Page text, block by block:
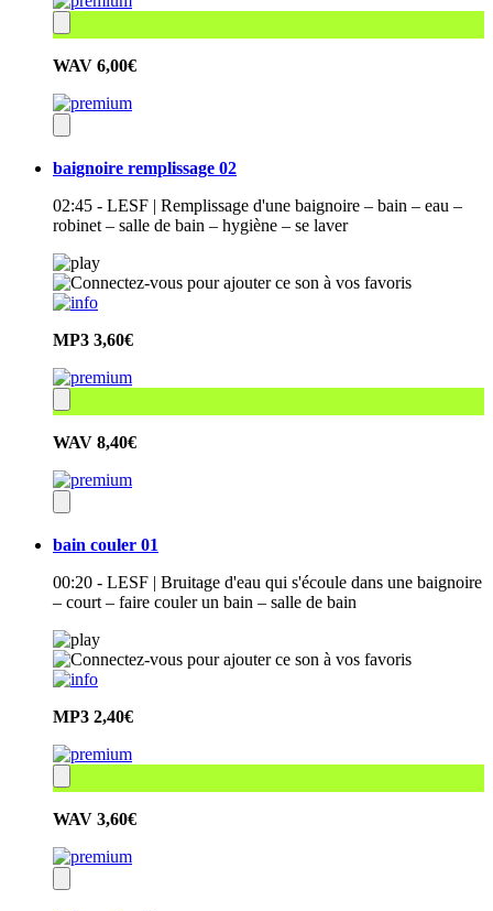
WAV 6,00€
baignoire remplissage 02
02:45 - LESF | Remplissage d'une baignoire – bain – eau –
robinet – salle de bain – hygiène – se laver
MP3 3,60€
WAV 8,40€
bain couler 01
00:20 - LESF | Bruitage d'eau qui s'écoule dans une baignoire
– court – faire couler un bain – salle de bain
MP3 2,40€
WAV 3,60€